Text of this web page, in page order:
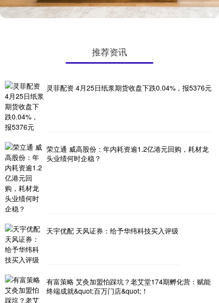
推荐资讯
灵菲配资 4月25日纸浆期货收盘下跌0.04%，报5376元
荣立通 威高股份：年内耗资逾1.2亿港元回购，耗材龙
头业绩何时企稳？
天宇优配 天风证券：给予华纬科技买入评级
有富策略 艾灸加盟怕踩坑？老艾堂174期孵化营：赋能
终端成就&quot;百万门店&quot;！